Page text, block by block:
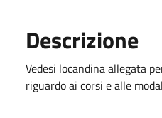
Descrizione
Vedesi locandina allegata
riguardo ai corsi e alle